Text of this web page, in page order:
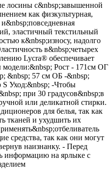
лосины с&nbsp;завышенной
как физкультурная,
эластичный текстильный
к&nbsp;износу, надолго
в&nbsp;четырех
Lycra® обеспечивает
Рост - 171см ОГ
&nbsp; 57 см ОБ -&nbsp;
S Уход:&nbsp; -Чтобы
при 30 градусов&nbsp;в
или деликатной стирки.
для белья, так как
тканей и ухудшить их
средства, так как они могут
наизнанку. - Перед
информацию на ярлыке с